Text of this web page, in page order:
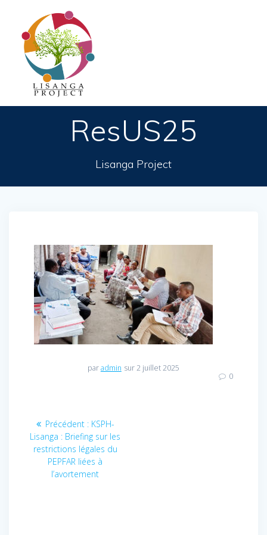
ResUS25
Lisanga Project
paradmin sur 2 juillet 2025
0
Navigation
l’article
Précédent : Article
précédent
:
KSPH-
Lisanga : Briefing sur les
restrictions légales du
PEPFAR liées à
l’avortement